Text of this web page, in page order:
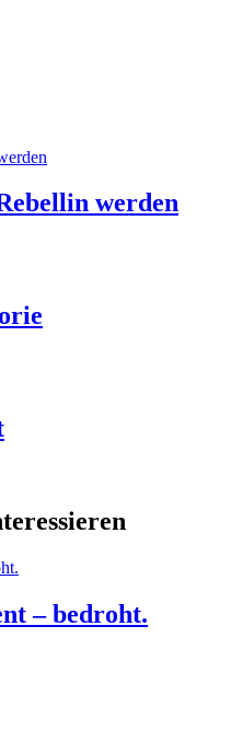
werden
– bedroht.